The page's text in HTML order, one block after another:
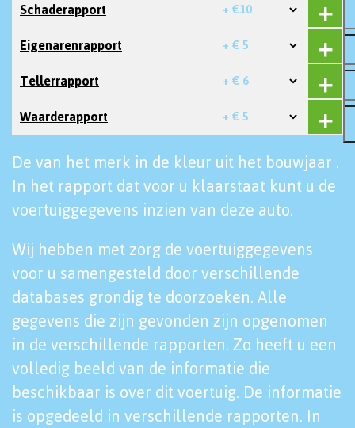
Schaderapport + €10
Eigenarenrapport + € 5
Tellerrapport + € 6
Waarderapport + € 5
De van het merk in de kleur uit het bouwjaar .
In het rapport dat voor u klaarstaat kunt u de
voertuiggegevens inzien van deze auto.
Wij hebben met zorg de voertuiggegevens
voor u samengesteld door verschillende
databases grondig te doorzoeken. Alle
gegevens die zijn gevonden zijn opgenomen
in de verschillende rapporten. Zo heeft u een
volledig beeld van de informatie die
beschikbaar is over dit voertuig. De informatie
is opgedeeld in verschillende rapporten. In